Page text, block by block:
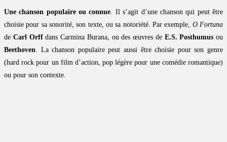
Une chanson populaire ou connue . Il s’agit d’une chanson qui peut être
choisie pour sa sonorité, son texte, ou sa notoriété. Par exemple, O Fortuna
de Carl Orffdans Carmina Burana, ou des œuvres de E.S. Posthumus ou
Beethoven . La chanson populaire peut aussi être choisie pour son genre
(hard rock pour un film d’action, pop légère pour une comédie romantique)
ou pour son contexte.